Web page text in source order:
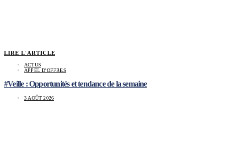
LIRE L'ARTICLE
ACTUS
APPEL D'OFFRES
#Veille : Opportunités et tendance de la semaine
3 AOÛT 2026